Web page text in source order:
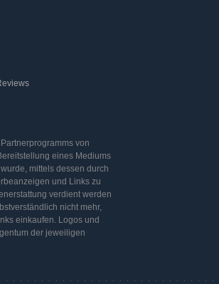
von
eines Mediums
mittels dessen durch
und Links zu
verdient werden
nicht mehr,
einkaufen. Logos und
der jeweiligen